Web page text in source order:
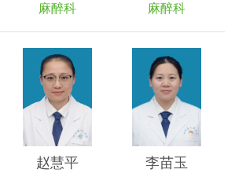
麻醉科
麻醉科
赵慧平 李苗玉